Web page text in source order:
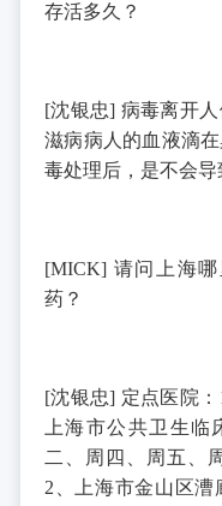
存活多久？
[沈银忠] 病毒离开
滋病病人的血液滴
毒处理后，是不会导
[MICK] 请问上海
药？
[沈银忠] 定点医院：
上海市公共卫生临
二、周四、周五、
2 、上海市金山区漕